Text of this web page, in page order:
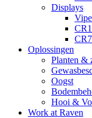
Displays
Oplossingen
Planten &
Oogst
Hooi &
Work at Raven